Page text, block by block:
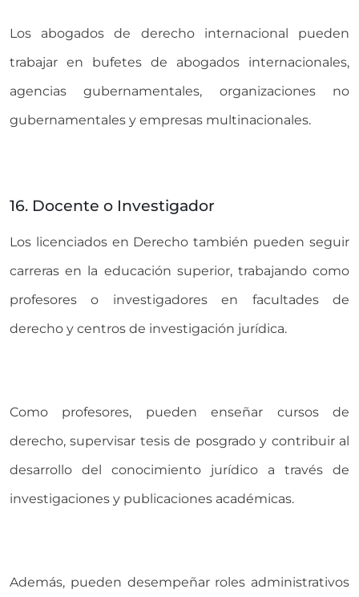
Los abogados de derecho internacional pueden
trabajar en bufetes de abogados internacionales,
agencias gubernamentales, organizaciones no
gubernamentales y empresas multinacionales.
16. Docente o Investigador
Los licenciados en Derecho también pueden seguir
carreras en la educación superior, trabajando como
profesores o investigadores en facultades de
derecho y centros de investigación jurídica.
Como profesores, pueden enseñar cursos de
derecho, supervisar tesis de posgrado y contribuir al
desarrollo del conocimiento jurídico a través de
investigaciones y publicaciones académicas.
Además, pueden desempeñar roles administrativos